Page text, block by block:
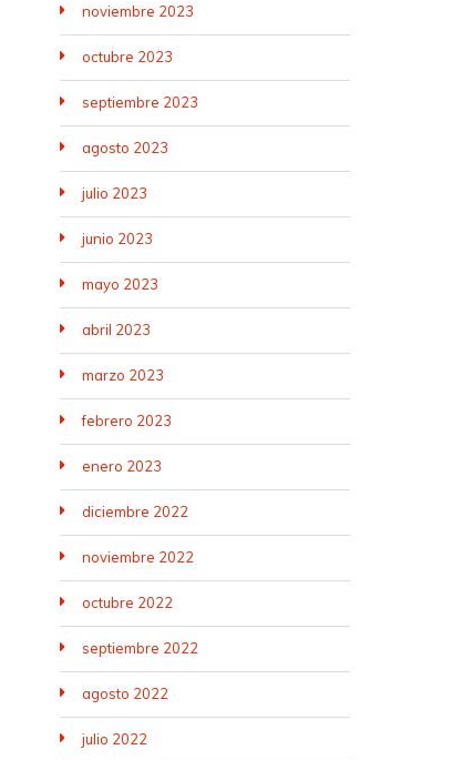
noviembre 2023
octubre 2023
septiembre 2023
agosto 2023
julio 2023
junio 2023
mayo 2023
abril 2023
marzo 2023
febrero 2023
enero 2023
diciembre 2022
noviembre 2022
octubre 2022
septiembre 2022
agosto 2022
julio 2022